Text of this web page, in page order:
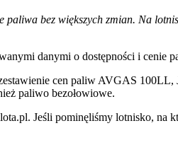
paliwa bez większych zmian. Na
danymi o dostępności i cenie
cen paliw AVGAS
paliwo bezołowiowe.
Jeśli pominęliśmy lotnisko, na